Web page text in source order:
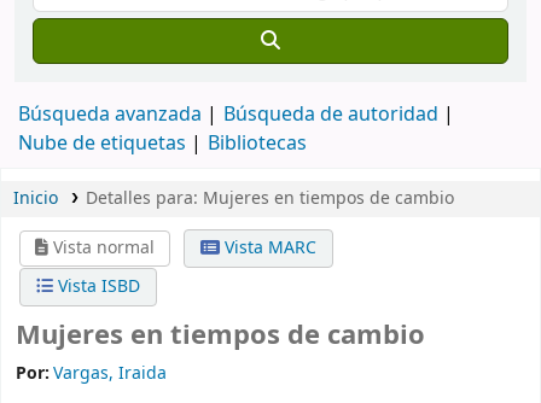
Búsqueda avanzada
Búsqueda de autoridad
Nube de etiquetas
Bibliotecas
Inicio Detalles para: Mujeres en tiempos de cambio
Vista normal
Vista MARC
Vista ISBD
Mujeres en tiempos de cambio
Por:Vargas, Iraida